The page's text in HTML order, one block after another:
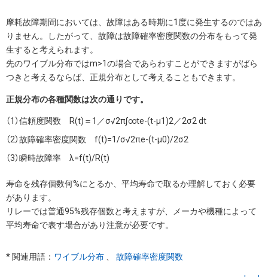
摩耗故障期間においては、故障はある時期に1度に発生するのではあ
りません。したがって、故障は故障確率密度関数の分布をもって発
生すると考えられます。
先のワイブル分布ではm>1の場合であらわすことができますがばら
つきと考えるならば、正規分布として考えることもできます。
正規分布の各種関数は次の通りです。
信頼度関数 R(t)＝1／σ√2π∫∞te-(t-μ1)2／2σ2 dt
故障確率密度関数 f(t)=1/σ√2πe-(t-μ0)/2σ2
瞬時故障率 λ=f(t)/R(t)
寿命を残存個数何%にとるか、平均寿命で取るか理解しておく必要
があります。
リレーでは普通95%残存個数と考えますが、メーカや機種によって
平均寿命で表す場合があり注意が必要です。
* 関連用語： ワイブル分布 故障確率密度関数